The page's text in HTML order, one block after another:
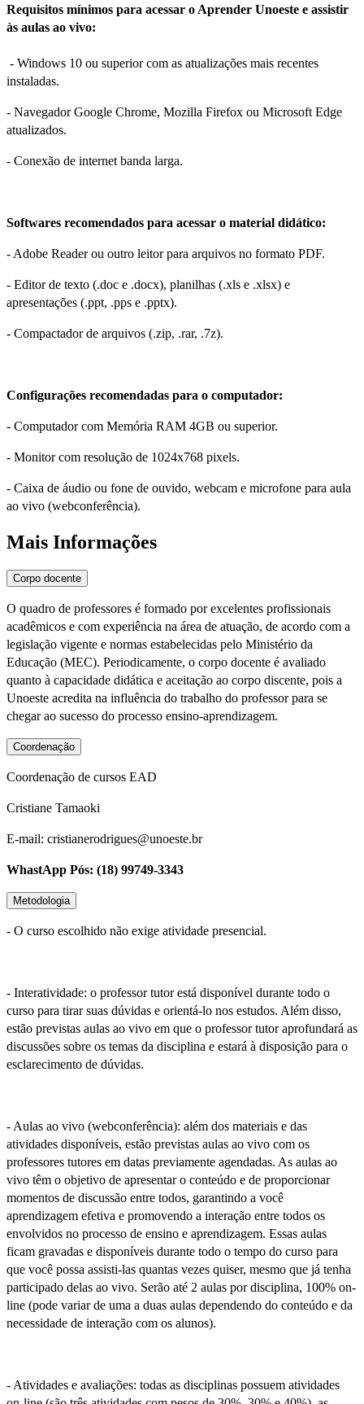
Requisitos mínimos para acessar o Aprender Unoeste e assistir
às aulas ao vivo:
- Windows 10 ou superior com as atualizações mais recentes
instaladas.
- Navegador Google Chrome, Mozilla Firefox ou Microsoft Edge
atualizados.
- Conexão de internet banda larga.
Softwares recomendados para acessar o material didático:
- Adobe Reader ou outro leitor para arquivos no formato PDF.
- Editor de texto (.doc e .docx), planilhas (.xls e .xlsx) e
apresentações (.ppt, .pps e .pptx).
- Compactador de arquivos (.zip, .rar, .7z).
Configurações recomendadas para o computador:
- Computador com Memória RAM 4GB ou superior.
- Monitor com resolução de 1024x768 pixels.
- Caixa de áudio ou fone de ouvido, webcam e microfone para aula
ao vivo (webconferência).
Mais Informações
Corpo docente
O quadro de professores é formado por excelentes profissionais
acadêmicos e com experiência na área de atuação, de acordo com a
legislação vigente e normas estabelecidas pelo Ministério da
Educação (MEC). Periodicamente, o corpo docente é avaliado
quanto à capacidade didática e aceitação ao corpo discente, pois a
Unoeste acredita na influência do trabalho do professor para se
chegar ao sucesso do processo ensino-aprendizagem.
Coordenação
Coordenação de cursos EAD
Cristiane Tamaoki
E-mail: cristianerodrigues@unoeste.br
WhastApp Pós: (18) 99749-3343
Metodologia
- O curso escolhido não exige atividade presencial.
- Interatividade: o professor tutor está disponível durante todo o
curso para tirar suas dúvidas e orientá-lo nos estudos. Além disso,
estão previstas aulas ao vivo em que o professor tutor aprofundará as
discussões sobre os temas da disciplina e estará à disposição para o
esclarecimento de dúvidas.
- Aulas ao vivo (webconferência): além dos materiais e das
atividades disponíveis, estão previstas aulas ao vivo com os
professores tutores em datas previamente agendadas. As aulas ao
vivo têm o objetivo de apresentar o conteúdo e de proporcionar
momentos de discussão entre todos, garantindo a você
aprendizagem efetiva e promovendo a interação entre todos os
envolvidos no processo de ensino e aprendizagem. Essas aulas
ficam gravadas e disponíveis durante todo o tempo do curso para
que você possa assisti-las quantas vezes quiser, mesmo que já tenha
participado delas ao vivo. Serão até 2 aulas por disciplina, 100% on-
line (pode variar de uma a duas aulas dependendo do conteúdo e da
necessidade de interação com os alunos).
- Atividades e avaliações: todas as disciplinas possuem atividades